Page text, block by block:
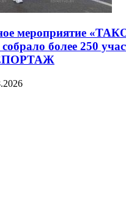
мероприятие
более 250